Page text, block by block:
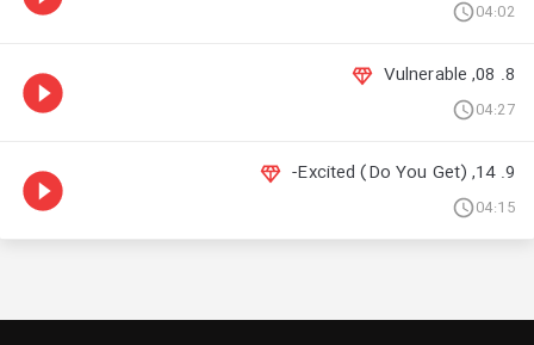
04:02
8. 08, Vulnerable
04:27
9. 14, (Do You Get) Excited-
04:15